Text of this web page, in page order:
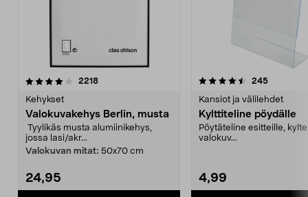
2218arvostelut
Kehykset
Valokuvakehys Berlin, musta
Tyylikäs musta alumiinikehys,
jossa lasi/akr...
Valokuvan mitat: 50x70 cm
24,95
4.5 viidestä
245arvostelut
Kansiot ja välilehdet
Kylttiteline pöydälle
Pöytäteline esitteille,
valokuv...
4,99
4.0 viidestä